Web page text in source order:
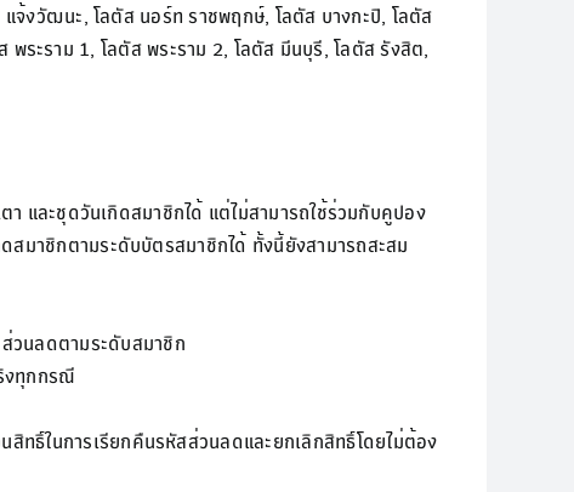
จ้งวัฒนะ, โลตัส นอร์ท ราชพฤกษ์, โลตัส บางกะปิ, โลตัส
ระราม 1, โลตัส พระราม 2, โลตัส มีนบุรี, โลตัส รังสิต,
และชุดวันเกิดสมาชิกได้ แต่ไม่สามารถใช้ร่วมกับคูปอง
มาชิกตามระดับบัตรสมาชิกได้ ทั้งนี้ยังสามารถสะสม
วนลดตามระดับสมาชิก
งทุกกรณี
ทธิ์ในการเรียกคืนรหัสส่วนลดและยกเลิกสิทธิ์โดยไม่ต้อง